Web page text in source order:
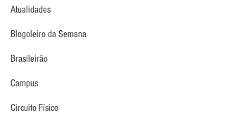
Atualidades
Blogoleiro da Semana
Brasileirão
Campus
Circuito Físico